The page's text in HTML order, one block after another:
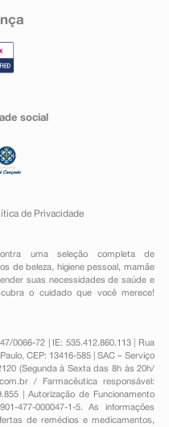
social
de Privacidade
uma seleção completa de
de beleza, higiene pessoal ,mamãe
suas necessidades de saúde e
o cuidado que você merece!
0066-72 | IE: 535.412.860.113 | Rua
CEP: 13416-585 | SAC – Serviço
(Segunda à Sexta das 8h às 20h/
/ Farmacêutica responsável:
| Autorização de Funcionamento
477-000047-1-5. As informações
de remédios e medicamentos,